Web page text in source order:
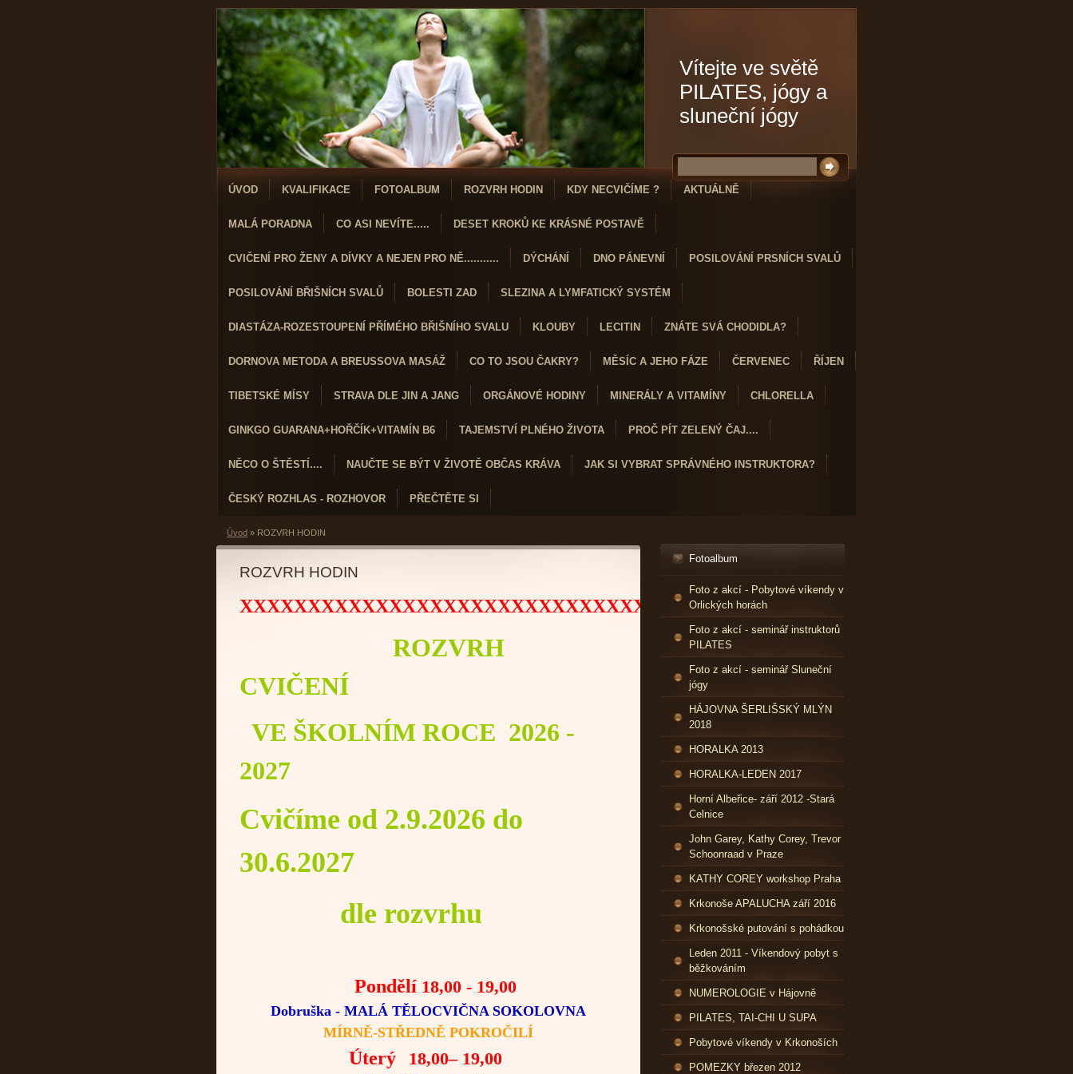
Vítejte ve světě
PILATES, jógy a
sluneční jógy
ÚVOD KVALIFIKACE FOTOALBUM ROZVRH HODIN KDY NECVIČÍME ? AKTUÁLNĚ
MALÁ PORADNA CO ASI NEVÍTE..... DESET KROKŮ KE KRÁSNÉ POSTAVĚ
CVIČENÍ PRO ŽENY A DÍVKY A NEJEN PRO NĚ........... DÝCHÁNÍ DNO PÁNEVNÍ POSILOVÁNÍ PRSNÍCH SVALŮ
POSILOVÁNÍ BŘIŠNÍCH SVALŮ BOLESTI ZAD SLEZINA A LYMFATICKÝ SYSTÉM
DIASTÁZA-ROZESTOUPENÍ PŘÍMÉHO BŘIŠNÍHO SVALU KLOUBY LECITIN ZNÁTE SVÁ CHODIDLA?
DORNOVA METODA A BREUSSOVA MASÁŽ CO TO JSOU ČAKRY? MĚSÍC A JEHO FÁZE ČERVENEC ŘÍJEN
TIBETSKÉ MÍSY STRAVA DLE JIN A JANG ORGÁNOVÉ HODINY MINERÁLY A VITAMÍNY CHLORELLA
GINKGO GUARANA+HOŘČÍK+VITAMÍN B6 TAJEMSTVÍ PLNÉHO ŽIVOTA PROČ PÍT ZELENÝ ČAJ....
NĚCO O ŠTĚSTÍ.... NAUČTE SE BÝT V ŽIVOTĚ OBČAS KRÁVA JAK SI VYBRAT SPRÁVNÉHO INSTRUKTORA?
ČESKÝ ROZHLAS - ROZHOVOR PŘEČTĚTE SI
Úvod » ROZVRH HODIN
ROZVRH HODIN
XXXXXXXXXXXXXXXXXXXXXXXXXXXXXXXXXXXX
ROZVRH
CVIČENÍ
VE ŠKOLNÍM ROCE 2026 -
2027
Cvičíme od 2.9.2026 do
30.6.2027
dle rozvrhu
Pondělí 18,00 - 19,00
Dobruška -MALÁ TĚLOCVIČNA SOKOLOVNA
MÍRNĚ-STŘEDNĚ POKROČILÍ
Úterý 18,00– 19,00
Fotoalbum
Foto z akcí - Pobytové víkendy v
Orlických horách
Foto z akcí - seminář instruktorů
PILATES
Foto z akcí - seminář Sluneční
jógy
HÁJOVNA ŠERLIŠSKÝ MLÝN
2018
HORALKA 2013
HORALKA-LEDEN 2017
Horní Albeřice- září 2012 -Stará
Celnice
John Garey, Kathy Corey, Trevor
Schoonraad v Praze
KATHY COREY workshop Praha
Krkonoše APALUCHA září 2016
Krkonošské putování s pohádkou
Leden 2011 - Víkendový pobyt s
běžkováním
NUMEROLOGIE v Hájovně
PILATES, TAI-CHI U SUPA
Pobytové víkendy v Krkonoších
POMEZKY březen 2012